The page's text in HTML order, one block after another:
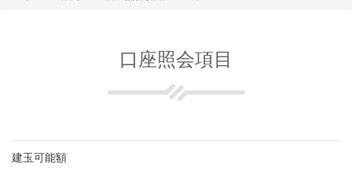
口座照会項目
建玉可能額